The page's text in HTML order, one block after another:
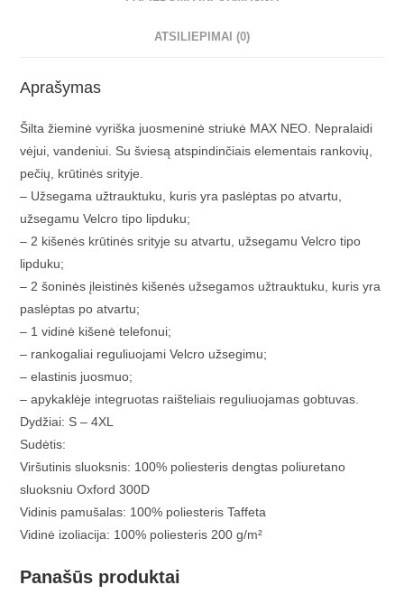
ATSILIEPIMAI (0)
Aprašymas
Šilta žieminė vyriška juosmeninė striukė MAX NEO. Nepralaidi
vėjui, vandeniui. Su šviesą atspindinčiais elementais rankovių,
pečių, krūtinės srityje.
– Užsegama užtrauktuku, kuris yra paslėptas po atvartu,
užsegamu Velcro tipo lipduku;
– 2 kišenės krūtinės srityje su atvartu, užsegamu Velcro tipo
lipduku;
– 2 šoninės įleistinės kišenės užsegamos užtrauktuku, kuris yra
paslėptas po atvartu;
– 1 vidinė kišenė telefonui;
– rankogaliai reguliuojami Velcro užsegimu;
– elastinis juosmuo;
– apykaklėje integruotas raišteliais reguliuojamas gobtuvas.
Dydžiai: S – 4XL
Sudėtis:
Viršutinis sluoksnis: 100% poliesteris dengtas poliuretano
sluoksniu Oxford 300D
Vidinis pamušalas: 100% poliesteris Taffeta
Vidinė izoliacija: 100% poliesteris 200 g/m²
Panašūs produktai